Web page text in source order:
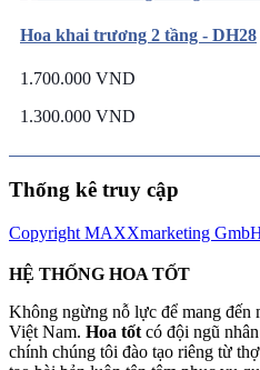
Hoa khai trương 2 tầng - DH28
1.700.000 VND
1.300.000 VND
Thống kê truy cập
Copyright MAXXmarketing
HỆ THỐNG HOA TỐT
Không ngừng nỗ lực để mang đến
Việt Nam. Hoa tốt có đội ngũ
chính chúng tôi đào tạo riêng từ